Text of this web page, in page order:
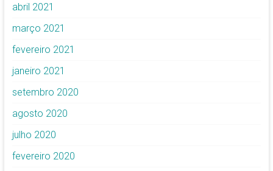
abril 2021
março 2021
fevereiro 2021
janeiro 2021
setembro 2020
agosto 2020
julho 2020
fevereiro 2020